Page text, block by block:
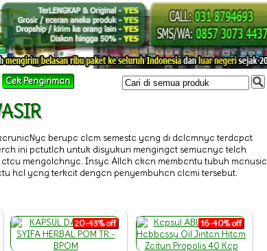
Cek Pengiriman
berupa alam semesta yang di dalamnya terdapat
ini patutlah untuk disyukuri mengingat semuanya telah
mengolahnya. Insya Allah akan membantu tubuh manusia
hal yang terkait dengan penyembuhan alami tersebut.
20-43% off 16-40% off